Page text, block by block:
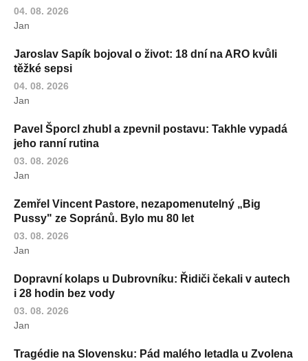
04. 08. 2026
Jan
Jaroslav Sapík bojoval o život: 18 dní na ARO kvůli
těžké sepsi
04. 08. 2026
Jan
Pavel Šporcl zhubl a zpevnil postavu: Takhle vypadá
jeho ranní rutina
03. 08. 2026
Jan
Zemřel Vincent Pastore, nezapomenutelný „Big
Pussy" ze Sopránů. Bylo mu 80 let
03. 08. 2026
Jan
Dopravní kolaps u Dubrovníku: Řidiči čekali v autech
i 28 hodin bez vody
03. 08. 2026
Jan
Tragédie na Slovensku: Pád malého letadla u Zvolena